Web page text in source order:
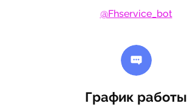
@Fhservice_bot
График работы